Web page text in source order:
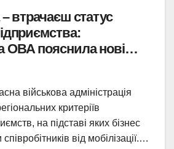
втрачаєш статус
ОВА пояснила нові
аграріїв
військова адміністрація
критеріїв
на підставі яких бізнес
від мобілізації.…